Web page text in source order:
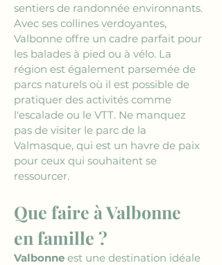
sentiers de randonnée environnants.
Avec ses collines verdoyantes,
Valbonne offre un cadre parfait pour
les balades à pied ou à vélo. La
région est également parsemée de
parcs naturels où il est possible de
pratiquer des activités comme
l'escalade ou le VTT. Ne manquez
pas de visiter le parc de la
Valmasque, qui est un havre de paix
pour ceux qui souhaitent se
ressourcer.
Que faire à Valbonne
en famille ?
Valbonne est une destination idéale